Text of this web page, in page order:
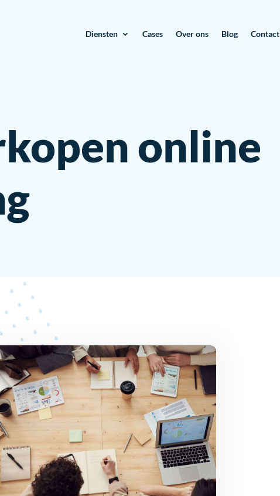
Diensten Cases Over ons Blog Contact
online